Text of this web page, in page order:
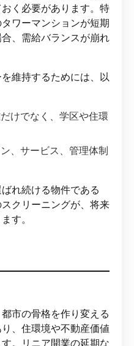
く必要があります。特
ワーマンションが短期
、需給バランスが崩れ
維持するためには、以
けでなく、学区や住環
、サービス、管理体制
れ続ける物件である
クリーニングが、将来
す。
市の骨格を作り変える
、住環境や不動産価値
。リニア開業の延期な